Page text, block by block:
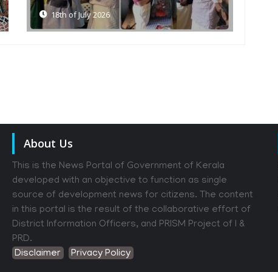
17th of July 2026
About Us
This is the News Portal of Government of Kerala
developed with an objective to function as single
source of development news for citizens. The content
in this portal is the result of the collaborative effort of
District Information Officers, and PRISM Project of I &
PRD.
Disclaimer
Privacy Policy